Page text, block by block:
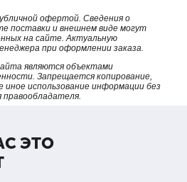
офертой. Сведения о
поставки и внешнем виде могут
на сайте. Актуальную
при оформлении заказа.
являются объектами
Запрещается копирование,
использование информации без
правообладателя.
ЭТО